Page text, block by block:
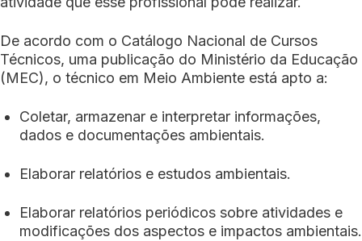
De acordo com o Catálogo Nacional de Cursos
Técnicos, uma publicação do Ministério da Educação
(MEC), o técnico em Meio Ambiente está apto a:
Coletar, armazenar e interpretar informações,
dados e documentações ambientais.
Elaborar relatórios e estudos ambientais.
Elaborar relatórios periódicos sobre atividades e
modificações dos aspectos e impactos ambientais.